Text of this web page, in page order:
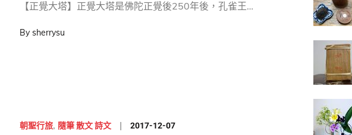
【正覺大塔】正覺大塔是佛陀正覺後250年後，孔雀王…
By sherrysu
朝聖行旅 隨筆 散文 詩文
Posted
2017-12-07